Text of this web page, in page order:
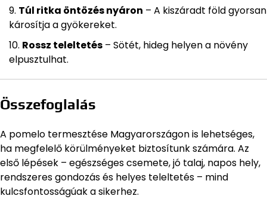
Túl ritka öntözés nyáron – A kiszáradt föld gyorsan
károsítja a gyökereket.
Rossz teleltetés – Sötét, hideg helyen a növény
elpusztulhat.
Összefoglalás
A pomelo termesztése Magyarországon is lehetséges,
ha megfelelő körülményeket biztosítunk számára. Az
első lépések – egészséges csemete, jó talaj, napos hely,
rendszeres gondozás és helyes teleltetés – mind
kulcsfontosságúak a sikerhez.